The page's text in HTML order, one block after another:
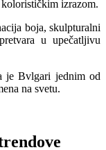
izrazom.
boja, skulpturalni
u upečatljivu
je Bvlgari jednim od
na svetu.